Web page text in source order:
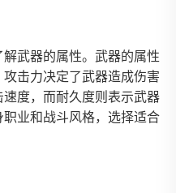
武器的属性。武器的属性
击力决定了武器造成伤害
度，而耐久度则表示武器
业和战斗风格，选择适合